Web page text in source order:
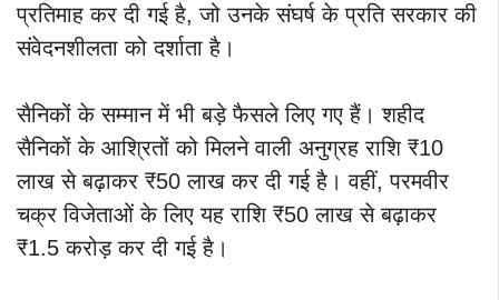
प्रतिमाह कर दी गई है, जो उनके संघर्ष के प्रति सरकार की
संवेदनशीलता को दर्शाता है।
सैनिकों के सम्मान में भी बड़े फैसले लिए गए हैं। शहीद
सैनिकों के आश्रितों को मिलने वाली अनुग्रह राशि ₹10
लाख से बढ़ाकर ₹50 लाख कर दी गई है। वहीं, परमवीर
चक्र विजेताओं के लिए यह राशि ₹50 लाख से बढ़ाकर
₹1.5 करोड़ कर दी गई है।